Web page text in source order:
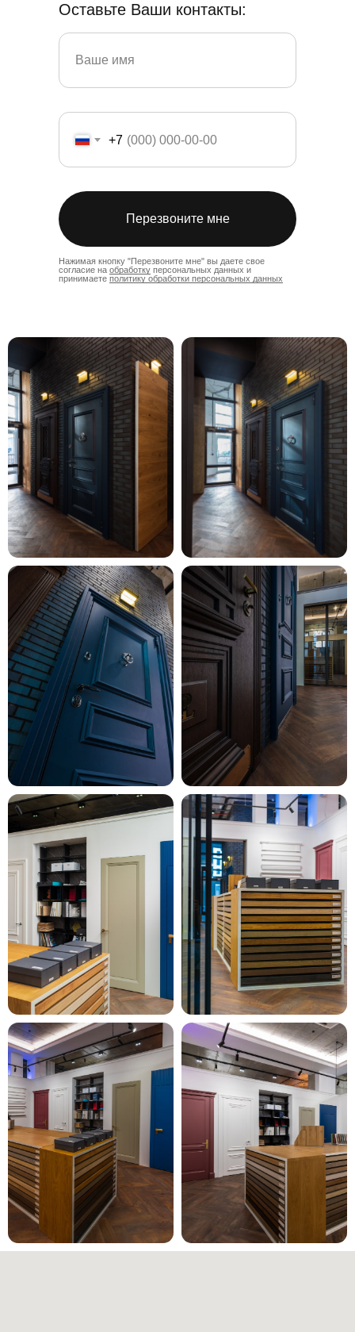
+7
Перезвоните мне
Оставьте Ваши контакты:
Нажимая кнопку "Перезвоните мне" вы даете свое
согласие на обработку персональных данных и
принимаете политику обработки персональных данных